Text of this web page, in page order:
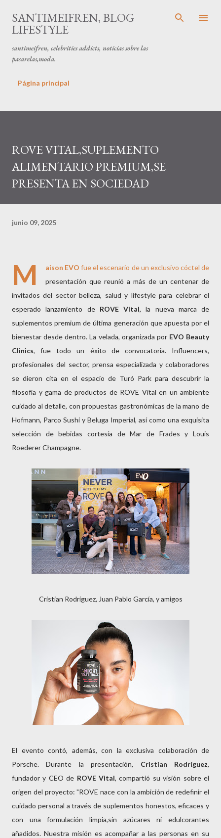
Ir al contenido principal
SANTIMEIFREN, BLOG
LIFESTYLE
santimeifren, celebrities addicts, noticias sobre las
pasarelas,moda.
Página principal
ROVE VITAL,SUPLEMENTO
ALIMENTARIO PREMIUM,SE
PRESENTA EN SOCIEDAD
junio 09, 2025
M aison EVOfue el escenario de un exclusivo cóctel de
presentación que reunió a más de un centenar de
invitados del sector belleza, salud y lifestyle para celebrar el
esperado lanzamiento de ROVE Vital, la nueva marca de
suplementos premium de última generación que apuesta por el
bienestar desde dentro. La velada, organizada por EVO Beauty
Clinics, fue todo un éxito de convocatoria. Influencers,
profesionales del sector, prensa especializada y colaboradores
se dieron cita en el espacio de Turó Park para descubrir la
filosofía y gama de productos de ROVE Vital en un ambiente
cuidado al detalle, con propuestas gastronómicas de la mano de
Hofmann, Parco Sushi y Beluga Imperial, así como una exquisita
selección de bebidas cortesía de Mar de Frades y Louis
Roederer Champagne.
Cristian Rodríguez, Juan Pablo García, y amigos
El evento contó, además, con la exclusiva colaboración de
Porsche. Durante la presentación, Cristian Rodríguez,
fundador y CEO de ROVE Vital, compartió su visión sobre el
origen del proyecto: "ROVE nace con la ambición de redefinir el
cuidado personal a través de suplementos honestos, eficaces y
con una formulación limpia,sin azúcares ni edulcorantes
añadidos. Nuestra misión es acompañar a las personas en su